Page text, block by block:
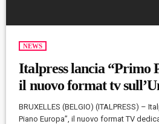
NEWS
Italpress lancia “Primo
il nuovo format tv
BRUXELLES (BELGIO) (ITALPRESS) –
Piano Europa”, il nuovo format TV